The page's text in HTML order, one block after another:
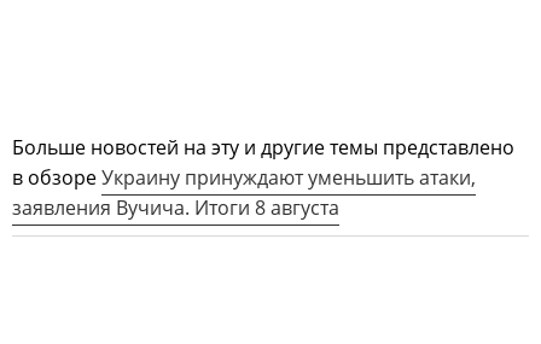
Больше новостей на эту и другие темы представлено
в обзореУкраину принуждают уменьшить атаки,
заявления Вучича. Итоги 8 августа